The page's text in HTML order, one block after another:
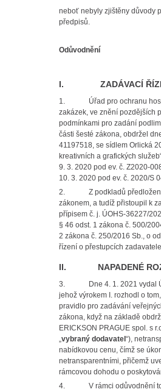
neboť nebyly zjištěny důvody
předpisů.
Odůvodnění
I. ZADÁVACÍ ŘÍZENÍ A
1. Úřad pro ochranu
zakázek, ve znění pozdějších
podmínkami pro zadání
části šesté zákona, obdržel
41197518, se sídlem Orlická
kreativních a grafických
9. 3. 2020 pod ev. č. Z2020-
10. 3. 2020 pod ev. č. 2020/S
2.
Z podkladů
zákonem, a tudíž přistoupil k
přípisem č. j. ÚOHS-36227/
§ 46 odst. 1 zákona č. 500/
2 zákona č. 250/2016 Sb., o
řízení o přestupcích
II. NAPADENÉ
3. Dne 4. 1. 2021 vydal
jehož výrokem I. rozhodl o
pravidlo pro zadávání
zákona, když na základě
ERICKSON PRAGUE spol. s
„vybraný dodavatel “),
nabídkovou cenu, čímž se
netransparentními, přičemž
rámcovou dohodu o
4.
V rámci odůvodnění